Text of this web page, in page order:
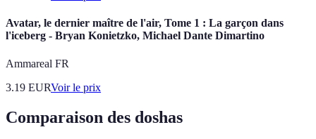
Avatar, le dernier maître de l'air, Tome 1 : La garçon dans
l'iceberg - Bryan Konietzko, Michael Dante Dimartino
Ammareal FR
3.19 EURVoir le prix
Comparaison des doshas